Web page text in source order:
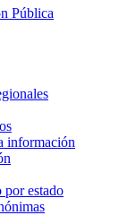
Pública
información
estado